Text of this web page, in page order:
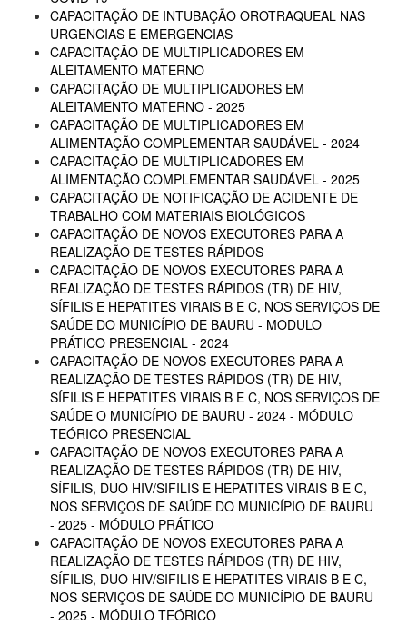
CAPACITAÇÃO DE INTUBAÇÃO OROTRAQUEAL NAS
URGENCIAS E EMERGENCIAS
CAPACITAÇÃO DE MULTIPLICADORES EM
ALEITAMENTO MATERNO
CAPACITAÇÃO DE MULTIPLICADORES EM
ALEITAMENTO MATERNO - 2025
CAPACITAÇÃO DE MULTIPLICADORES EM
ALIMENTAÇÃO COMPLEMENTAR SAUDÁVEL - 2024
CAPACITAÇÃO DE MULTIPLICADORES EM
ALIMENTAÇÃO COMPLEMENTAR SAUDÁVEL - 2025
CAPACITAÇÃO DE NOTIFICAÇÃO DE ACIDENTE DE
TRABALHO COM MATERIAIS BIOLÓGICOS
CAPACITAÇÃO DE NOVOS EXECUTORES PARA A
REALIZAÇÃO DE TESTES RÁPIDOS
CAPACITAÇÃO DE NOVOS EXECUTORES PARA A
REALIZAÇÃO DE TESTES RÁPIDOS (TR) DE HIV,
SÍFILIS E HEPATITES VIRAIS B E C, NOS SERVIÇOS DE
SAÚDE DO MUNICÍPIO DE BAURU - MODULO
PRÁTICO PRESENCIAL - 2024
CAPACITAÇÃO DE NOVOS EXECUTORES PARA A
REALIZAÇÃO DE TESTES RÁPIDOS (TR) DE HIV,
SÍFILIS E HEPATITES VIRAIS B E C, NOS SERVIÇOS DE
SAÚDE O MUNICÍPIO DE BAURU - 2024 - MÓDULO
TEÓRICO PRESENCIAL
CAPACITAÇÃO DE NOVOS EXECUTORES PARA A
REALIZAÇÃO DE TESTES RÁPIDOS (TR) DE HIV,
SÍFILIS, DUO HIV/SIFILIS E HEPATITES VIRAIS B E C,
NOS SERVIÇOS DE SAÚDE DO MUNICÍPIO DE BAURU
- 2025 - MÓDULO PRÁTICO
CAPACITAÇÃO DE NOVOS EXECUTORES PARA A
REALIZAÇÃO DE TESTES RÁPIDOS (TR) DE HIV,
SÍFILIS, DUO HIV/SIFILIS E HEPATITES VIRAIS B E C,
NOS SERVIÇOS DE SAÚDE DO MUNICÍPIO DE BAURU
- 2025 - MÓDULO TEÓRICO